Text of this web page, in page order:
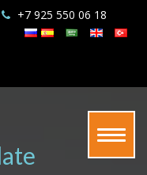
+7 925 550 06 18